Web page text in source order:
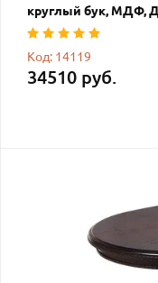
круглый бук, МДФ,
Код: 14119
34510 руб.